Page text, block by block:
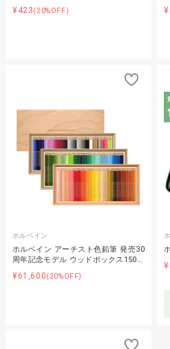
¥423(20%OFF)
ホルベイン
ホルベイン アーチスト色鉛筆 発売30
周年記念モデル ウッドボックス150…
¥61,600(20%OFF)